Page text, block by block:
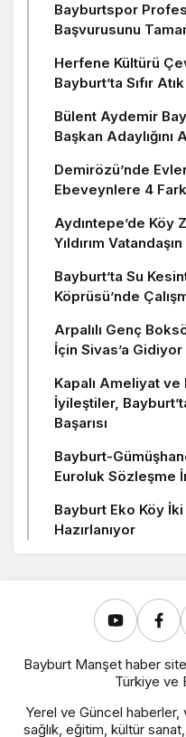
Bayburtspor
Başvurusunu
Herfene Kültürü
Bayburt’ta Sıfır
Bülent Aydemir
Başkan Adaylığını
Demirözü’nde
Ebeveynlere 4
Aydıntepe’de Köy
Yıldırım
Bayburt’ta Su
Köprüsü’nde
Arpalılı Genç
İçin Sivas’a Gidiyor
Kapalı Ameliyat
İyileştiler,
Başarısı
Bayburt-
Euroluk Sözleşme
Bayburt Eko Köy İki
Hazırlanıyor
Bayburt Manşet haber
Türkiye ve
Yerel ve Güncel
sağlık, eğitim, kültür